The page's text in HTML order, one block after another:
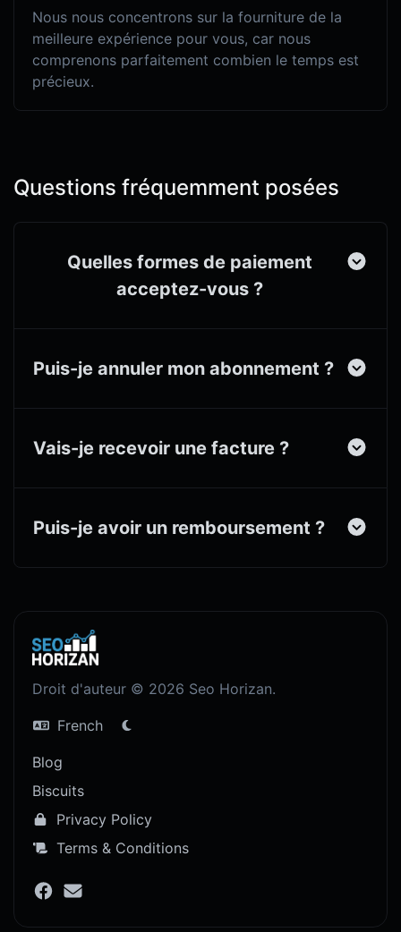
Nous nous concentrons sur la fourniture de la
meilleure expérience pour vous, car nous
comprenons parfaitement combien le temps est
précieux.
Questions fréquemment posées
Quelles formes de paiement
acceptez-vous ?
Puis-je annuler mon abonnement ?
Vais-je recevoir une facture ?
Puis-je avoir un remboursement ?
Droit d'auteur © 2026 Seo Horizan.
French
Blog
Biscuits
Privacy Policy
Terms & Conditions